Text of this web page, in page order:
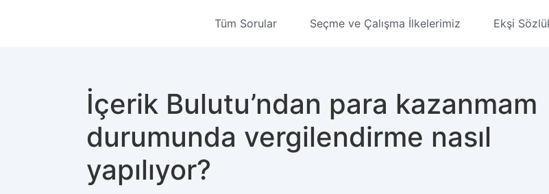
Tüm Sorular Seçme ve Çalışma İlkelerimiz Ekşi
İçerik Bulutu’ndan para kazanmam
durumunda vergilendirme nasıl
yapılıyor?